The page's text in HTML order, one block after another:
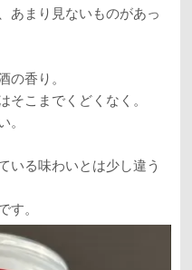
あまり見ないものがあっ
の香り。
そこまでくどくなく。
。
いる味わいとは少し違う
す。